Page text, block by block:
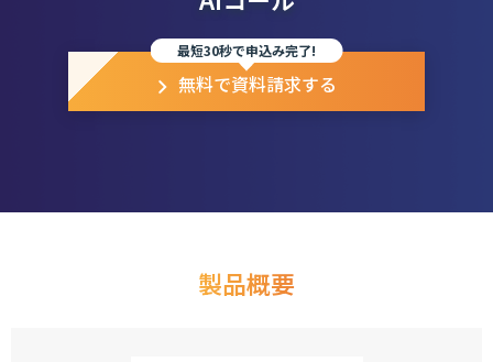
最短30秒で申込み完了!
無料で資料請求する
製品概要